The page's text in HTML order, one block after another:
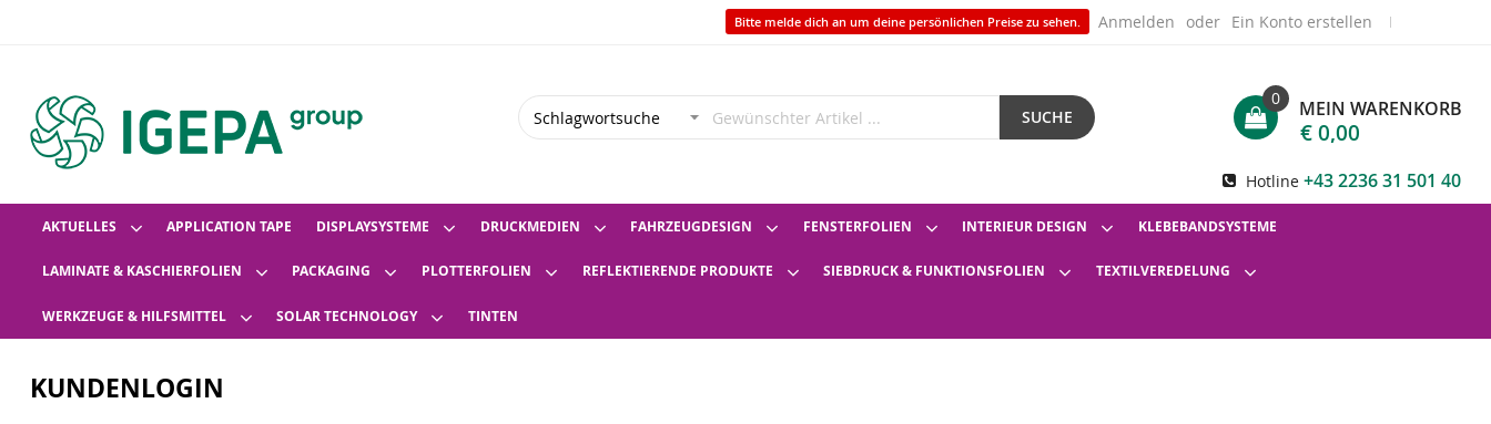
Bitte melde dich an um deine persönlichen Preise zu sehen. Anmelden Ein Konto erstellen
SUCHE MEIN WARENKORB
0
€ 0,00
Hotline +43 2236 31 501 40
AKTUELLES APPLICATION TAPE DISPLAYSYSTEME DRUCKMEDIEN FAHRZEUGDESIGN FENSTERFOLIEN INTERIEUR DESIGN KLEBEBANDSYSTEME
LAMINATE & KASCHIERFOLIEN PACKAGING PLOTTERFOLIEN REFLEKTIERENDE PRODUKTE SIEBDRUCK & FUNKTIONSFOLIEN TEXTILVEREDELUNG
WERKZEUGE & HILFSMITTEL SOLAR TECHNOLOGY TINTEN
KUNDENLOGIN